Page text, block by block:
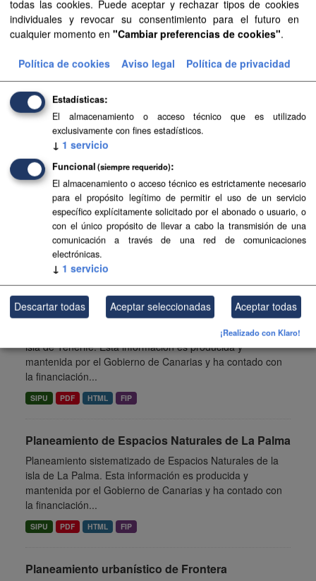
Planeamiento urbanístico de Adeje
Planeamiento urbanístico sistematizado del municipio de
Gobierno de Canarias y ha contado con la financiación
del...
PDF HTML FIP
Planeamiento de Espacios Naturales de Gran
Canaria
Planeamiento sistematizado de Espacios Naturales de la
isla de Gran Canaria. Esta información es producida y
mantenida por el Gobierno de Canarias y ha contado con
PDF HTML
Planeamiento de Espacios Naturales de Tenerife
Planeamiento sistematizado de Espacios Naturales de la
isla de Tenerife. Esta información es producida y
mantenida por el Gobierno de Canarias y ha contado con
la financiación...
SIPU PDF HTML FIP
Planeamiento de Espacios Naturales de La Palma
Planeamiento sistematizado de Espacios Naturales de la
isla de La Palma. Esta información es producida y
mantenida por el Gobierno de Canarias y ha contado con
la financiación...
SIPU PDF HTML FIP
Planeamiento urbanístico de Frontera
todas las cookies. Puede aceptar y rechazar tipos de cookies
individuales y revocar su consentimiento para el futuro en
cualquier momento en "Cambiar preferencias de cookies".
Política de cookies Aviso legal Política de privacidad
Estadísticas
El almacenamiento o acceso técnico que es utilizado
exclusivamente con fines estadísticos.
↓ 1 servicio
Funcional (siempre requerido)
El almacenamiento o acceso técnico es estrictamente necesario
para el propósito legítimo de permitir el uso de un servicio
específico explícitamente solicitado por el abonado o usuario, o
con el único propósito de llevar a cabo la transmisión de una
comunicación a través de una red de comunicaciones
electrónicas.
↓ 1 servicio
Descartar todas Aceptar seleccionadas Aceptar todas
¡Realizado con Klaro!